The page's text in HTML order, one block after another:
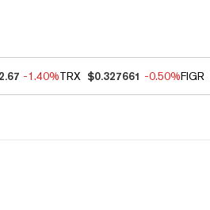
-1.40%TRX $0.327661 -0.50%